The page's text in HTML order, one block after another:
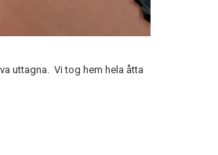
uttagna. Vi tog hem hela åtta